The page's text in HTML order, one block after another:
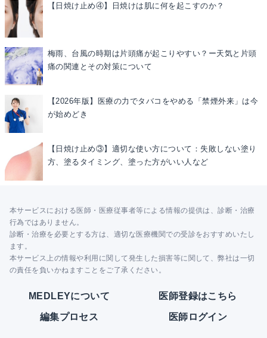
【日焼け止め④】日焼けは肌に何を起こすのか？
梅雨、台風の時期は片頭痛が起こりやすい？ー天気と片頭
痛の関連とその対策について
【2026年版】医療の力でタバコをやめる「禁煙外来」は今
が始めどき
【日焼け止め③】適切な使い方について：失敗しない塗り
方、塗るタイミング、塗った方がいい人など
本サービスにおける医師・医療従事者等による情報の提供は、診断・治療
行為ではありません。
診断・治療を必要とする方は、適切な医療機関での受診をおすすめいたし
ます。
本サービス上の情報や利用に関して発生した損害等に関して、弊社は一切
の責任を負いかねますことをご了承ください。
MEDLEYについて 医師登録はこちら
編集プロセス 医師ログイン